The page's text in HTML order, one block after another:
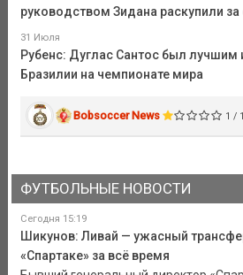
руководством Зидана раскупили
31 Июля
Рубенс: Дуглас Сантос был лучшим
Бразилии на чемпионате мира
Bobsoccer News 1 / 1
ФУТБОЛЬНЫЕ НОВОСТИ
Сегодня 15:19
Шикунов: Ливай — ужасный
«Спартаке» за всё время